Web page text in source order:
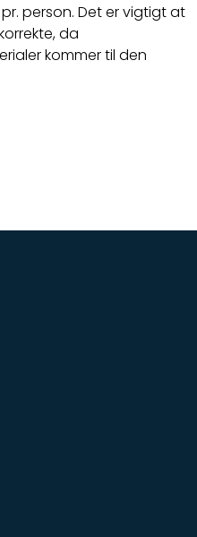
person. Det er vigtigt at
da
kommer til den